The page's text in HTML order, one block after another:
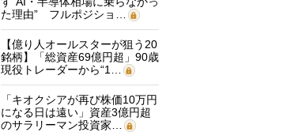
た理由” フルポジショ…
【億り人オールスターが狙う20
銘柄】「総資産69億円超」90歳
現役トレーダーから“1…
「キオクシアが再び株価10万円
になる日は遠い」資産3億円超
のサラリーマン投資家…